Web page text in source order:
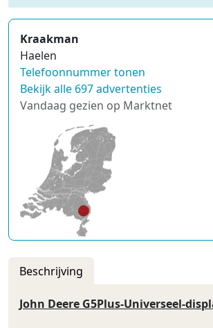
Kraakman
Haelen
Telefoonnummer tonen
Bekijk alle 697 advertenties
Vandaag gezien op Marktnet
Beschrijving
John Deere G5Plus-Universeel-